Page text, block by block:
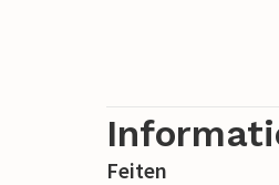
Feiten